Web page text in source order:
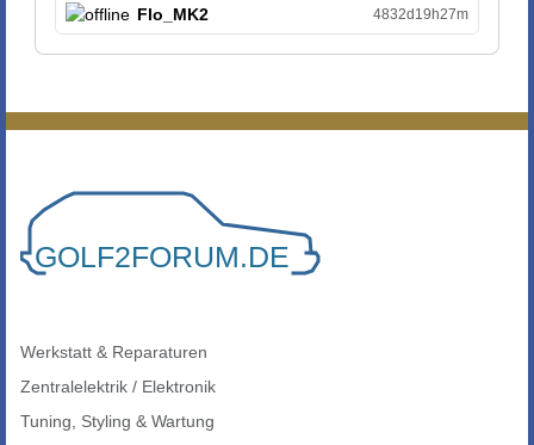
Flo_MK2 4832d19h27m
Werkstatt & Reparaturen
Zentralelektrik / Elektronik
Tuning, Styling & Wartung